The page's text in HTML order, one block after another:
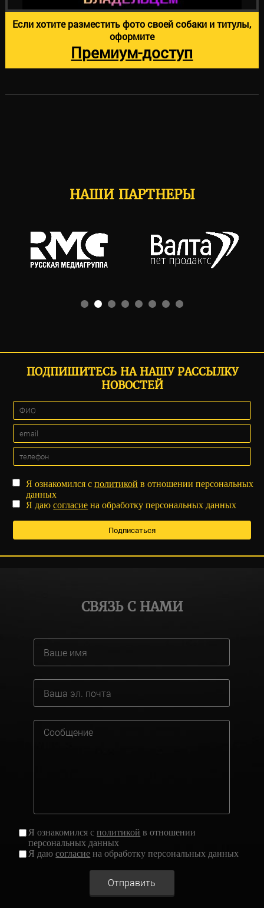
Если хотите разместить фото своей собаки и титулы,
оформите
Премиум-доступ
НАШИ ПАРТНЕРЫ
ПОДПИШИТЕСЬ НА НАШУ РАССЫЛКУ
НОВОСТЕЙ
Я ознакомился сполитикой в отношении персональных
данных
Я даюсогласие на обработку персональных данных
СВЯЗЬ С НАМИ
Я ознакомился сполитикой в отношении
персональных данных
Я даюсогласие на обработку персональных данных
Отправить